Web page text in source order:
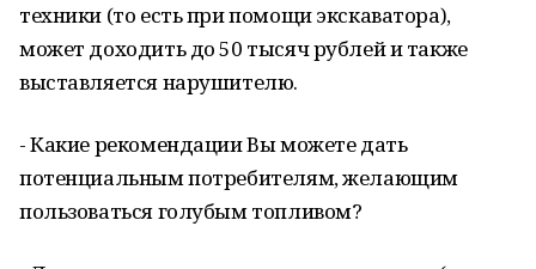
техники (то есть при помощи экскаватора),
может доходить до 50 тысяч рублей и также
выставляется нарушителю.
- Какие рекомендации Вы можете дать
потенциальным потребителям, желающим
пользоваться голубым топливом?